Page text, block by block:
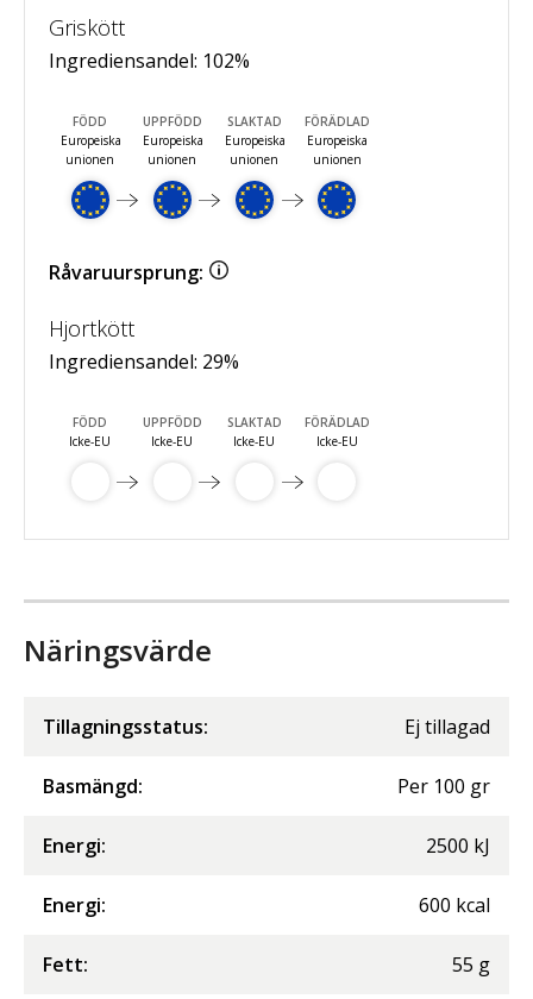
Griskött
Ingrediensandel: 102%
FÖDD
Europeiska
unionen
UPPFÖDD
Europeiska
unionen
SLAKTAD
Europeiska
unionen
FÖRÄDLAD
Europeiska
unionen
Råvaruursprung:
Hjortkött
Ingrediensandel: 29%
FÖDD
Icke-EU
UPPFÖDD
Icke-EU
SLAKTAD
Icke-EU
FÖRÄDLAD
Icke-EU
Näringsvärde
Tillagningsstatus: Ej tillagad
Basmängd: Per 100 gr
Energi: 2500 kJ
Energi: 600 kcal
Fett: 55 g